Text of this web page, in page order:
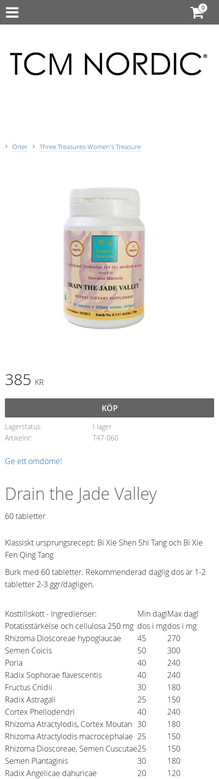
Örter Three Treasures-Women's Treasure
385 KR
KÖP
Lagerstatus
I lager
Artikelnr
T47-060
Ge ett omdöme!
Drain the Jade Valley
60 tabletter​
Klassiskt ursprungsrecept: Bi Xie Shen Shi Tang och Bi Xie
Fen Qing Tang
Burk med 60 tabletter. Rekommenderad daglig dos är 1-2
tabletter 2-3 ggr/dagligen.
Kosttillskott - Ingredienser: Min daglMax dagl
Potatisstärkelse och cellulosa 250 mg dos i mgdos i mg
Rhizoma Dioscoreae hypoglaucae
45
270
Semen Coicis
50
300
Poria
40
240
Radix Sophorae flavescentis
40
240
Fructus Cnidii
30
180
Radix Astragali
25
150
Cortex Phellodendri
40
240
Rhizoma Atractylodis, Cortex Moutan 30
180
Rhizoma Atractylodis macrocephalae 25
150
Rhizoma Dioscoreae, Semen Cuscutae25
150
Semen Plantaginis
30
180
Radix Angelicae dahuricae
20
120